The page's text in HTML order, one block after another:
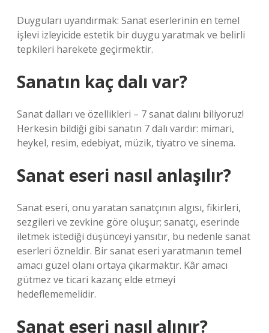
Duyguları uyandırmak: Sanat eserlerinin en temel
işlevi izleyicide estetik bir duygu yaratmak ve belirli
tepkileri harekete geçirmektir.
Sanatın kaç dalı var?
Sanat dalları ve özellikleri – 7 sanat dalını biliyoruz!
Herkesin bildiği gibi sanatın 7 dalı vardır: mimari,
heykel, resim, edebiyat, müzik, tiyatro ve sinema.
Sanat eseri nasıl anlaşılır?
Sanat eseri, onu yaratan sanatçının algısı, fikirleri,
sezgileri ve zevkine göre oluşur; sanatçı, eserinde
iletmek istediği düşünceyi yansıtır, bu nedenle sanat
eserleri özneldir. Bir sanat eseri yaratmanın temel
amacı güzel olanı ortaya çıkarmaktır. Kâr amacı
gütmez ve ticari kazanç elde etmeyi
hedeflememelidir.
Sanat eseri nasıl alınır?